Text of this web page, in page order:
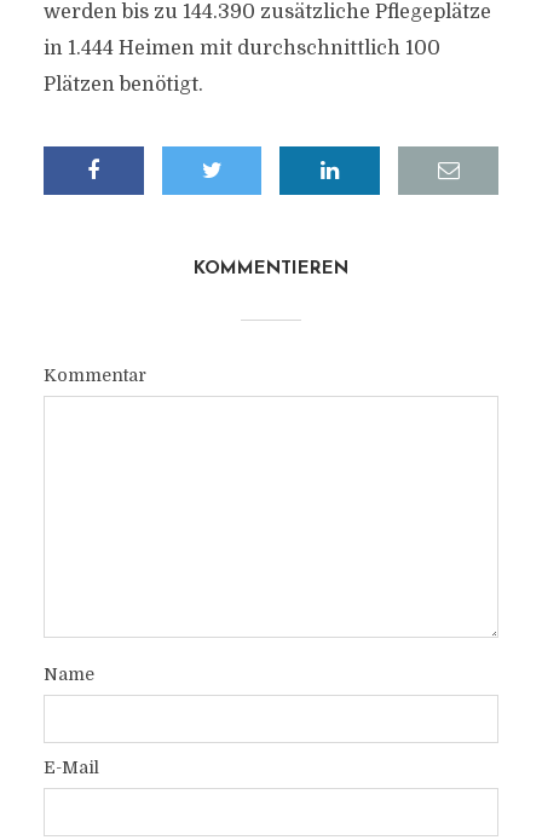
werden bis zu 144.390 zusätzliche Pflegeplätze
in 1.444 Heimen mit durchschnittlich 100
Plätzen benötigt.
KOMMENTIEREN
Kommentar
Name
E-Mail